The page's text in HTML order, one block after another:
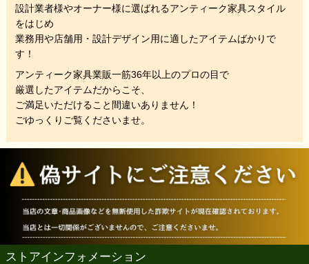
設計業者様やオーナー様に選ばれるアンティーク家具スタイル
をはじめ
業務用や店舗用・設計デザイン用に適したアイテムばかりで
す！
アンティーク家具業販一筋36年以上のプロの目で
厳選したアイテムだからこそ、
ご満足いただけること間違いありません！
ごゆっくりご覧くださいませ。
ストアインフォメーション